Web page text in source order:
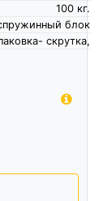
кг.
100
блок
скрутка,